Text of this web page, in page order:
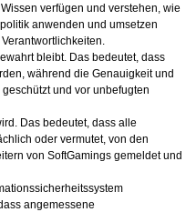
verfügen und verstehen, wie
anwenden und umsetzen
bleibt. Das bedeutet, dass
während die Genauigkeit und
und vor unbefugten
Das bedeutet, dass alle
oder vermutet, von den
von SoftGamings gemeldet und
angemessene